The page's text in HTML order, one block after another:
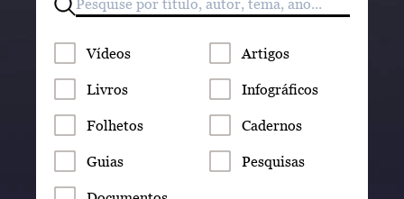
Vídeos Artigos
Livros Infográficos
Folhetos Cadernos
Guias Pesquisas